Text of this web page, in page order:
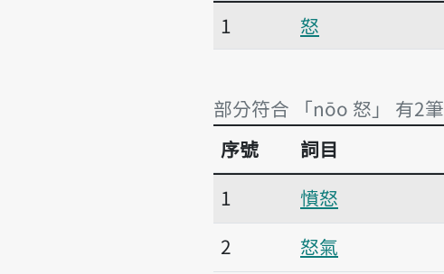
完全符合 「nōo 怒」 有1筆
1
怒
部分符合 「nōo 怒」 有2筆
部分符合 「nōo 怒」 有2筆
序號 詞目
1
憤怒
2
怒氣